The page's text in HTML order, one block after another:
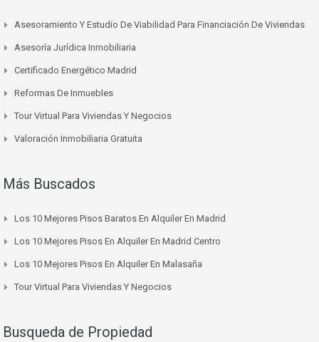
Asesoramiento Y Estudio De Viabilidad Para Financiación De Viviendas
Asesoría Jurídica Inmobiliaria
Certificado Energético Madrid
Reformas De Inmuebles
Tour Virtual Para Viviendas Y Negocios
Valoración Inmobiliaria Gratuita
Más Buscados
Los 10 Mejores Pisos Baratos En Alquiler En Madrid
Los 10 Mejores Pisos En Alquiler En Madrid Centro
Los 10 Mejores Pisos En Alquiler En Malasaña
Tour Virtual Para Viviendas Y Negocios
Busqueda de Propiedad